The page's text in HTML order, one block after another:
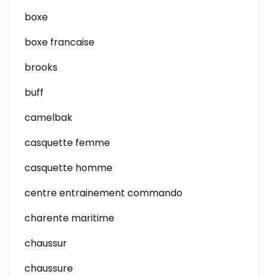
boxe
boxe francaise
brooks
buff
camelbak
casquette femme
casquette homme
centre entrainement commando
charente maritime
chaussur
chaussure